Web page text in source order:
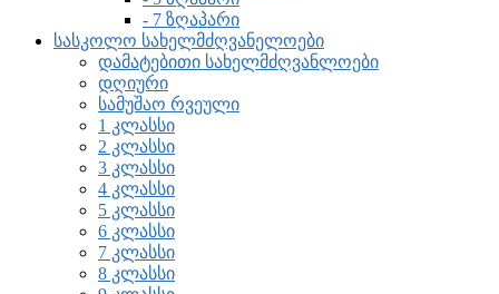
- 7 ზღაპარი
სასკოლო სახელმძღვანელოები
დამატებითი სახელმძღვანლოები
დღიური
სამუშაო რვეული
1 კლასსი
2 კლასსი
3 კლასსი
4 კლასსი
5 კლასსი
6 კლასსი
7 კლასსი
8 კლასსი